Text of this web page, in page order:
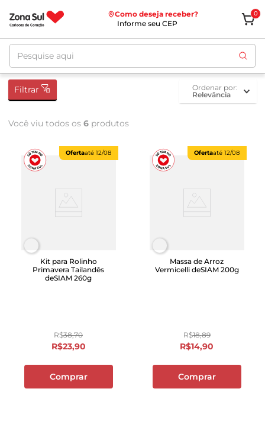
Como deseja receber?
Informe seu CEP
0
Pesquise aqui
Filtrar
ordenar por
Relevância
Você viu todos os 6 produtos
Ofertaaté 12/08
Kit para Rolinho
Primavera Tailandês
deSIAM 260g
R$38,70
R$23,90
Comprar
Ofertaaté 12/08
Massa de Arroz
Vermicelli deSIAM 200g
R$18,89
R$14,90
Comprar